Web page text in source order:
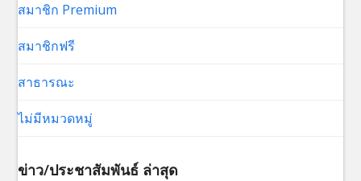
สมาชิก Premium
สมาชิกฟรี
สาธารณะ
ไม่มีหมวดหมู่
ข่าว/ประชาสัมพันธ์ ล่าสุด